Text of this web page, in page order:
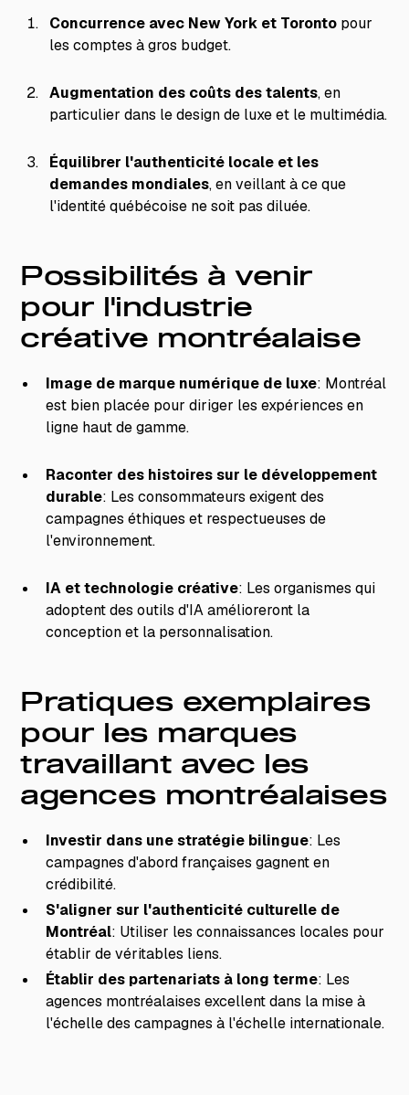
Concurrence avec New York et Toronto pour
les comptes à gros budget.
Augmentation des coûts des talents, en
particulier dans le design de luxe et le multimédia.
Équilibrer l'authenticité locale et les
demandes mondiales, en veillant à ce que
l'identité québécoise ne soit pas diluée.
Possibilités à venir
pour l'industrie
créative montréalaise
Image de marque numérique de luxe: Montréal
est bien placée pour diriger les expériences en
ligne haut de gamme.
Raconter des histoires sur le développement
durable: Les consommateurs exigent des
campagnes éthiques et respectueuses de
l'environnement.
IA et technologie créative: Les organismes qui
adoptent des outils d'IA amélioreront la
conception et la personnalisation.
Pratiques exemplaires
pour les marques
travaillant avec les
agences montréalaises
Investir dans une stratégie bilingue: Les
campagnes d'abord françaises gagnent en
crédibilité.
S'aligner sur l'authenticité culturelle de
Montréal: Utiliser les connaissances locales pour
établir de véritables liens.
Établir des partenariats à long terme: Les
agences montréalaises excellent dans la mise à
l'échelle des campagnes à l'échelle internationale.